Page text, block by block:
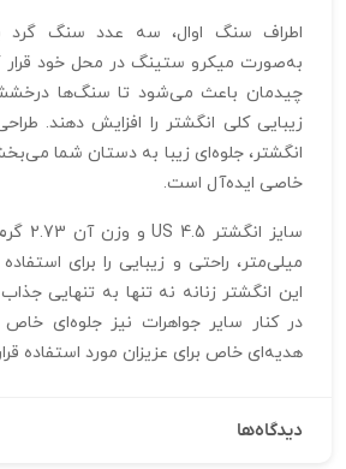
به‌صورت میکرو ستینگ در محل خود قرار
چیدمان باعث می‌شود تا سنگ‌ها
زیبایی کلی انگشتر را افزایش دهند.
انگشتر، جلوه‌ای زیبا به دستان شما
خاصی ایده‌آل است.
میلی‌متر، راحتی و زیبایی را برای
این انگشتر زنانه نه تنها به تنهایی
در کنار سایر جواهرات نیز جلوه‌ای خاص
هدیه‌ای خاص برای عزیزان مورد استفاده
دیدگاه‌ها